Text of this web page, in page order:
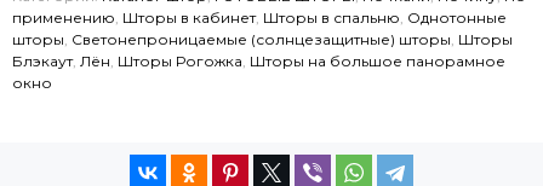
применению Шторы в кабинет, Шторы в спальню Однотонные
шторы Светонепроницаемые (солнцезащитные) шторы Шторы
Блэкаут, Лён Шторы Рогожка Шторы на большое панорамное
окно